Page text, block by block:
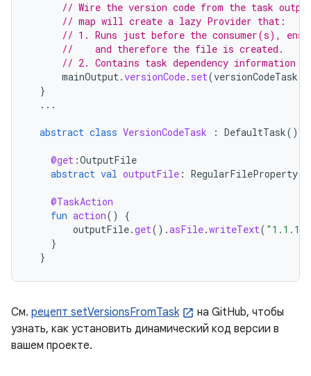
// Wire the version code from the task
// map will create a lazy Provider that:
// 1. Runs just before the consumer(s),
//    and therefore the file is created.
// 2. Contains task dependency information
mainOutput.versionCode. set(versionCodeTask
}
...
abstract class VersionCodeTask : DefaultTask()
@get :OutputFile
abstract val outputFile : RegularFileProperty
@TaskAction
fun action()
{
outputFile.get().asFile.writeText( "1.1.1"
}
}
См. рецепт setVersionsFromTask
на GitHub, чтобы
узнать, как установить динамический код версии в
вашем проекте.